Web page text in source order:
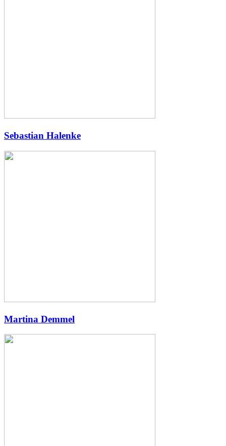
Sebastian Halenke
Martina Demmel